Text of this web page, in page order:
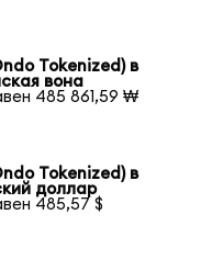
Tokenized) в
вона
485 861,59 ₩
Tokenized) в
доллар
485,57 $